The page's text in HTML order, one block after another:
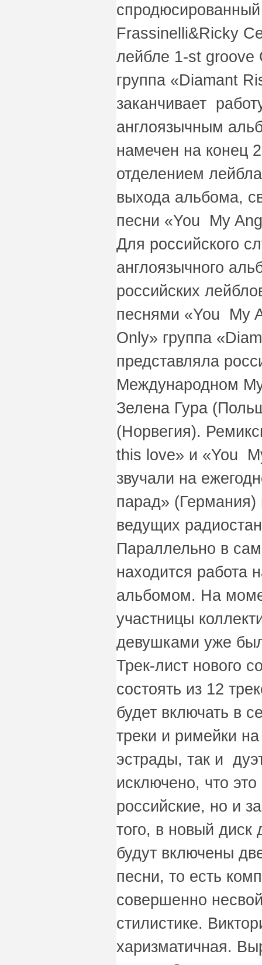
Frassinelli&Ricky
лейбле 1-st
группа «Diamant
заканчивает
англоязычным
намечен на конец
отделением
выхода альбома,
песни «You My
Для российского
англоязычного
российских
песнями «You My
Only» группа
представляла
Международном
Зелена Гура
(Норвегия).
this love» и «You
звучали на
парад» (Германия)
ведущих
Параллельно в
находится работа
альбомом. На
участницы
девушками уже
Трек-лист нового
состоять из 12
будет включать в
треки и римейки
эстрады, так и
исключено, что это
российские, но и
того, в новый диск
будут включены
песни, то есть
совершенно
стилистике.
харизматичная.